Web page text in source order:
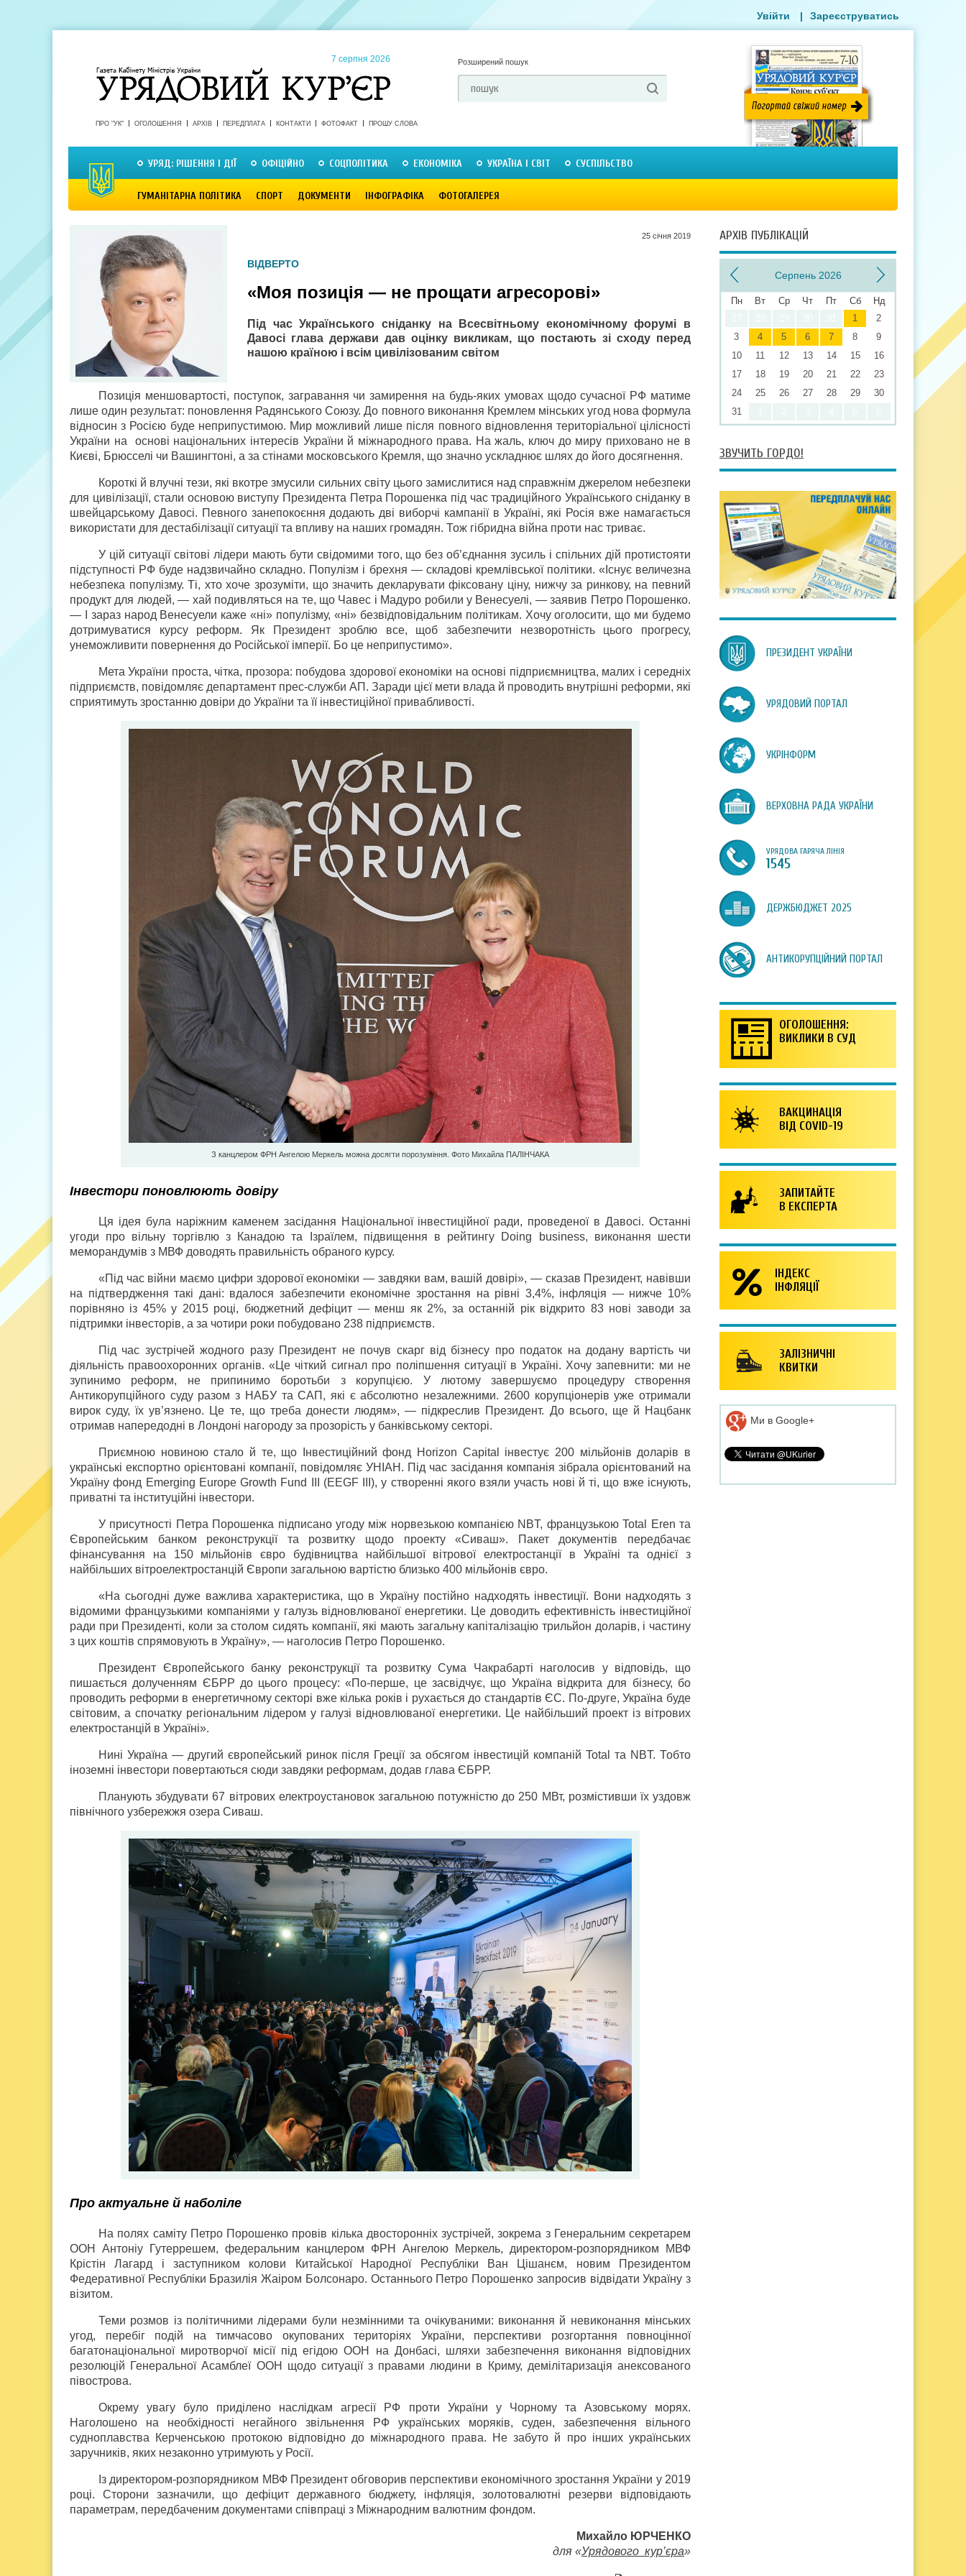
7 серпня 2026 Розширений пошук
ПРО "УК" ОГОЛОШЕННЯ АРХІВ ПЕРЕДПЛАТА КОНТАКТИ ФОТОФАКТ ПРОШУ СЛОВА
УРЯД: РІШЕННЯ І ДІЇ ОФІЦІЙНО СОЦПОЛІТИКА ЕКОНОМІКА УКРАЇНА І СВІТ СУСПІЛЬСТВО
ГУМАНІТАРНА ПОЛІТИКА СПОРТ ДОКУМЕНТИ ІНФОГРАФІКА ФОТОГАЛЕРЕЯ
Увійти | Зареєструватись
25 сiчня 2019
ВІДВЕРТО
«Моя позиція — не прощати агресорові»
Під час Українського сніданку на Всесвітньому економічному форумі в
Давосі глава держави дав оцінку викликам, що постають зі сходу перед
нашою країною і всім цивілізованим світом
Позиція меншовартості, поступок, загравання чи замирення на будь-яких умовах щодо сучасної РФ матиме
лише один результат: поновлення Радянського Союзу. До повного виконання Кремлем мінських угод нова формула
відносин з Росією буде неприпустимою. Мир можливий лише після повного відновлення територіальної цілісності
України на основі національних інтересів України й міжнародного права. На жаль, ключ до миру приховано не в
Києві, Брюсселі чи Вашингтоні, а за стінами московського Кремля, що значно ускладнює шлях до його досягнення.
Короткі й влучні тези, які вкотре змусили сильних світу цього замислитися над справжнім джерелом небезпеки
для цивілізації, стали основою виступу Президента Петра Порошенка під час традиційного Українського сніданку в
швейцарському Давосі. Певного занепокоєння додають дві виборчі кампанії в Україні, які Росія вже намагається
використати для дестабілізації ситуації та впливу на наших громадян. Тож гібридна війна проти нас триває.
У цій ситуації світові лідери мають бути свідомими того, що без об’єднання зусиль і спільних дій протистояти
підступності РФ буде надзвичайно складно. Популізм і брехня — складові кремлівської політики. «Існує величезна
небезпека популізму. Ті, хто хоче зрозуміти, що значить декларувати фіксовану ціну, нижчу за ринкову, на певний
продукт для людей, — хай подивляться на те, що Чавес і Мадуро робили у Венесуелі, — заявив Петро Порошенко.
— І зараз народ Венесуели каже «ні» популізму, «ні» безвідповідальним політикам. Хочу оголосити, що ми будемо
дотримуватися курсу реформ. Як Президент зроблю все, щоб забезпечити незворотність цього прогресу,
унеможливити повернення до Російської імперії. Бо це неприпустимо».
Мета України проста, чітка, прозора: побудова здорової економіки на основі підприємництва, малих і середніх
підприємств, повідомляє департамент прес-служби АП. Заради цієї мети влада й проводить внутрішні реформи, які
сприятимуть зростанню довіри до України та її інвестиційної привабливості.
З канцлером ФРН Ангелою Меркель можна досягти порозуміння. Фото Михайла ПАЛІНЧАКА
Інвестори поновлюють довіру
Ця ідея була наріжним каменем засідання Національної інвестиційної ради, проведеної в Давосі. Останні
угоди про вільну торгівлю з Канадою та Ізраїлем, підвищення в рейтингу Doing business, виконання шести
меморандумів з МВФ доводять правильність обраного курсу.
«Під час війни маємо цифри здорової економіки — завдяки вам, вашій довірі», — сказав Президент, навівши
на підтвердження такі дані: вдалося забезпечити економічне зростання на рівні 3,4%, інфляція — нижче 10%
порівняно із 45% у 2015 році, бюджетний дефіцит — менш як 2%, за останній рік відкрито 83 нові заводи за
підтримки інвесторів, а за чотири роки побудовано 238 підприємств.
Під час зустрічей жодного разу Президент не почув скарг від бізнесу про податок на додану вартість чи
діяльність правоохоронних органів. «Це чіткий сигнал про поліпшення ситуації в Україні. Хочу запевнити: ми не
зупинимо реформ, не припинимо боротьби з корупцією. У лютому завершуємо процедуру створення
Антикорупційного суду разом з НАБУ та САП, які є абсолютно незалежними. 2600 корупціонерів уже отримали
вирок суду, їх ув’язнено. Це те, що треба донести людям», — підкреслив Президент. До всього, ще й Нацбанк
отримав напередодні в Лондоні нагороду за прозорість у банківському секторі.
Приємною новиною стало й те, що Інвестиційний фонд Horizon Capital інвестує 200 мільйонів доларів в
українські експортно орієнтовані компанії, повідомляє УНІАН. Під час засідання компанія зібрала орієнтований на
Україну фонд Emerging Europe Growth Fund III (EEGF III), у створенні якого взяли участь нові й ті, що вже існують,
приватні та інституційні інвестори.
У присутності Петра Порошенка підписано угоду між норвезькою компанією NBT, французькою Total Eren та
Європейським банком реконструкції та розвитку щодо проекту «Сиваш». Пакет документів передбачає
фінансування на 150 мільйонів євро будівництва найбільшої вітрової електростанції в Україні та однієї з
найбільших вітроелектростанцій Європи загальною вартістю близько 400 мільйонів євро.
«На сьогодні дуже важлива характеристика, що в Україну постійно надходять інвестиції. Вони надходять з
відомими французькими компаніями у галузь відновлюваної енергетики. Це доводить ефективність інвестиційної
ради при Президенті, коли за столом сидять компанії, які мають загальну капіталізацію трильйон доларів, і частину
з цих коштів спрямовують в Україну», — наголосив Петро Порошенко.
Президент Європейського банку реконструкції та розвитку Сума Чакрабарті наголосив у відповідь, що
пишається долученням ЄБРР до цього процесу: «По-перше, це засвідчує, що Україна відкрита для бізнесу, бо
проводить реформи в енергетичному секторі вже кілька років і рухається до стандартів ЄС. По-друге, Україна буде
світовим, а спочатку регіональним лідером у галузі відновлюваної енергетики. Це найбільший проект із вітрових
електростанцій в Україні».
Нині Україна — другий європейський ринок після Греції за обсягом інвестицій компаній Total та NBT. Тобто
іноземні інвестори повертаються сюди завдяки реформам, додав глава ЄБРР.
Планують збудувати 67 вітрових електроустановок загальною потужністю до 250 МВт, розмістивши їх уздовж
північного узбережжя озера Сиваш.
Про актуальне й наболіле
На полях саміту Петро Порошенко провів кілька двосторонніх зустрічей, зокрема з Генеральним секретарем
ООН Антоніу Гутеррешем, федеральним канцлером ФРН Ангелою Меркель, директором-розпорядником МВФ
Крістін Лагард і заступником колови Китайської Народної Республіки Ван Цішанєм, новим Президентом
Федеративної Республіки Бразилія Жаіром Болсонаро. Останнього Петро Порошенко запросив відвідати Україну з
візитом.
Теми розмов із політичними лідерами були незмінними та очікуваними: виконання й невиконання мінських
угод, перебіг подій на тимчасово окупованих територіях України, перспективи розгортання повноцінної
багатонаціональної миротворчої місії під егідою ООН на Донбасі, шляхи забезпечення виконання відповідних
резолюцій Генеральної Асамблеї ООН щодо ситуації з правами людини в Криму, демілітаризація анексованого
півострова.
Окрему увагу було приділено наслідкам агресії РФ проти України у Чорному та Азовському морях.
Наголошено на необхідності негайного звільнення РФ українських моряків, суден, забезпечення вільного
судноплавства Керченською протокою відповідно до міжнародного права. Не забуто й про інших українських
заручників, яких незаконно утримують у Росії.
Із директором-розпорядником МВФ Президент обговорив перспективи економічного зростання України у 2019
році. Сторони зазначили, що дефіцит державного бюджету, інфляція, золотовалютні резерви відповідають
параметрам, передбаченим документами співпраці з Міжнародним валютним фондом.
Михайло ЮРЧЕНКО
для «Урядового кур’єра»
АРХІВ ПУБЛІКАЦІЙ
Серпень 2026
Пн Вт Ср Чт Пт Сб
Нд
1
2
3
4 5 6 7 8
9
10
11 12 13 14 15
16
17
18 19 20 21 22
23
24
25 26 27 28 29
30
31
ЗВУЧИТЬ ГОРДО!
ПРЕЗИДЕНТ УКРАЇНИ
УРЯДОВИЙ ПОРТАЛ
УКРІНФОРМ
ВЕРХОВНА РАДА УКРАЇНИ
УРЯДОВА ГАРЯЧА ЛІНІЯ
1545
ДЕРЖБЮДЖЕТ 2025
АНТИКОРУПЦІЙНИЙ ПОРТАЛ
ОГОЛОШЕННЯ:
ВИКЛИКИ В СУД
ВАКЦИНАЦІЯ
ВІД COVID-19
ЗАПИТАЙТЕ
В ЕКСПЕРТА
ІНДЕКС
ІНФЛЯЦІЇ
ЗАЛІЗНИЧНІ
КВИТКИ
Ми в Google+